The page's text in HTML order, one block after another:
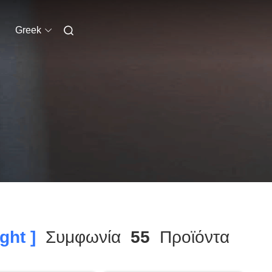
Greek
] Συμφωνία 55 Προϊόντα